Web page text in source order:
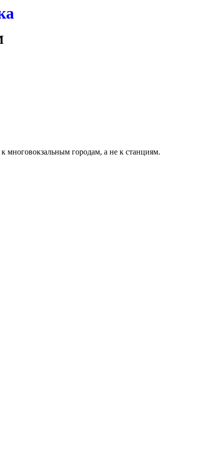
к многовокзальным городам, а не к станциям.